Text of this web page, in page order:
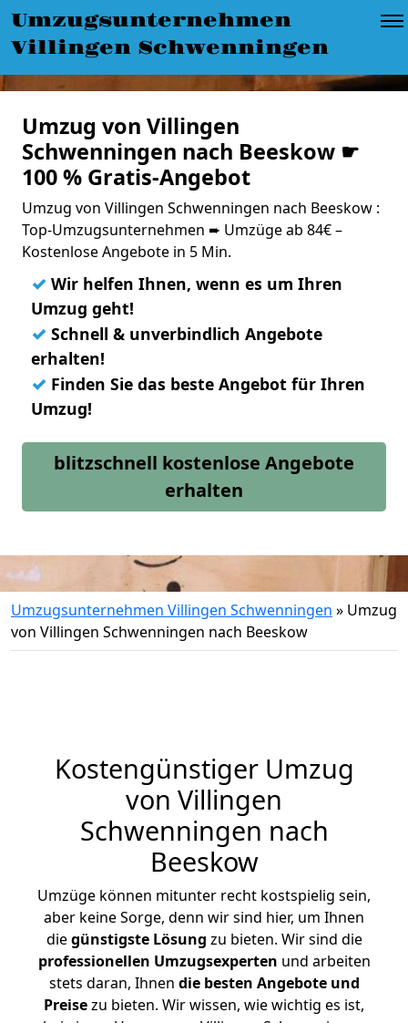
Umzugsunternehmen
Villingen Schwenningen
Umzug von Villingen
Schwenningen nach Beeskow ☛
100 % Gratis-Angebot
Umzug von Villingen Schwenningen nach Beeskow :
Top-Umzugsunternehmen ➨ Umzüge ab 84€ –
Kostenlose Angebote in 5 Min.
✓ Wir helfen Ihnen, wenn es um Ihren
Umzug geht!
✓ Schnell & unverbindlich Angebote
erhalten!
✓ Finden Sie das beste Angebot für Ihren
Umzug!
blitzschnell kostenlose Angebote
erhalten
Umzugsunternehmen Villingen Schwenningen » Umzug
von Villingen Schwenningen nach Beeskow
Kostengünstiger Umzug
von Villingen
Schwenningen nach
Beeskow
Umzüge können mitunter recht kostspielig sein,
aber keine Sorge, denn wir sind hier, um Ihnen
diegünstigste Lösung zu bieten. Wir sind die
professionellen Umzugsexperten und arbeiten
stets daran, Ihnen die besten Angebote und
Preisezu bieten. Wir wissen, wie wichtig es ist,